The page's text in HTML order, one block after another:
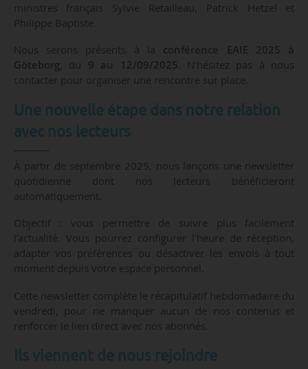
ministres français Sylvie Retailleau, Patrick Hetzel et
Philippe Baptiste.
Nous serons présents à la conférence EAIE 2025 à
Göteborg, du 9 au 12/09/2025 . N’hésitez pas à nous
contacter pour organiser une rencontre sur place.
Une nouvelle étape dans notre relation
avec nos lecteurs
À partir de septembre 2025, nous lançons une newsletter
quotidienne dont nos lecteurs bénéficieront
automatiquement.
Objectif : vous permettre de suivre plus facilement
l’actualité. Vous pourrez configurer l’heure de réception,
adapter vos préférences ou désactiver les envois à tout
moment depuis votre espace personnel.
Cette newsletter complète le récapitulatif hebdomadaire du
vendredi, pour ne manquer aucun de nos contenus et
renforcer le lien direct avec nos abonnés.
Ils viennent de nous rejoindre